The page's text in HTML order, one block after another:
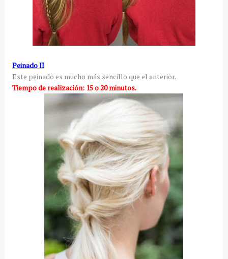
Peinado II
Este peinado es mucho más sencillo que el anterior.
Tiempo de realización: 15 o 20 minutos.